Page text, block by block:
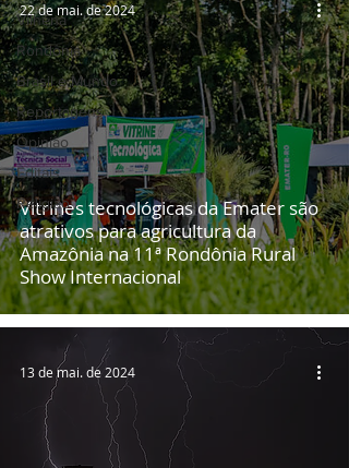
Vilhena
Rondônia
Brasil e Mundo
Reportagens
Opinião
Editais
Religião
Vitrines tecnológicas da Emater são
atrativos para agricultura da
Amazônia na 11ª Rondônia Rural
Show Internacional
22 de mai. de 2024
13 de mai. de 2024